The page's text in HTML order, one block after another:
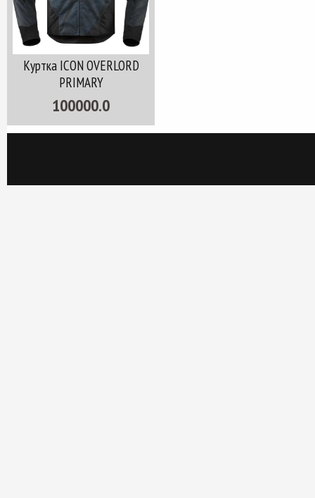
Куртка ICON OVERLORD
PRIMARY
100000.0